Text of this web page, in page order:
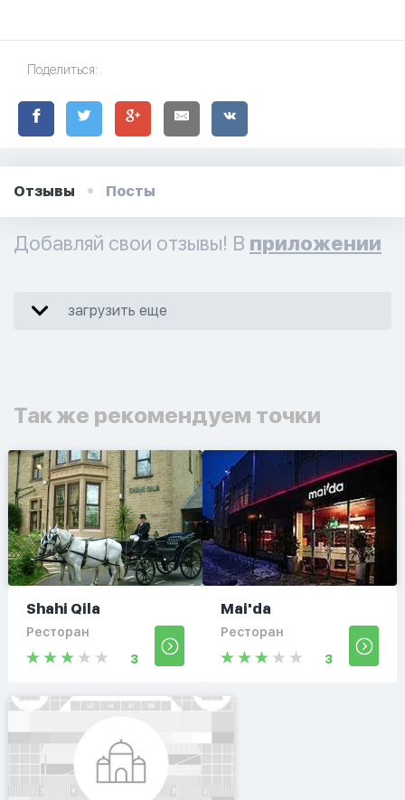
Поделиться:
Отзывы Посты
Добавляй свои отзывы! В приложении
загрузить еще
Так же рекомендуем точки
Shahi Qila
Ресторан
3
Mai'da
Ресторан
3